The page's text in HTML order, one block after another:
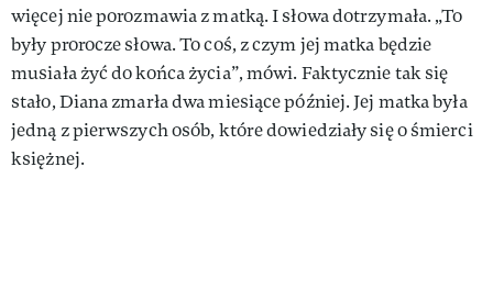
więcej nie porozmawia z matką. I słowa dotrzymała. „To
były prorocze słowa. To coś, z czym jej matka będzie
musiała żyć do końca życia”, mówi. Faktycznie tak się
stało, Diana zmarła dwa miesiące później. Jej matka była
jedną z pierwszych osób, które dowiedziały się o śmierci
księżnej.